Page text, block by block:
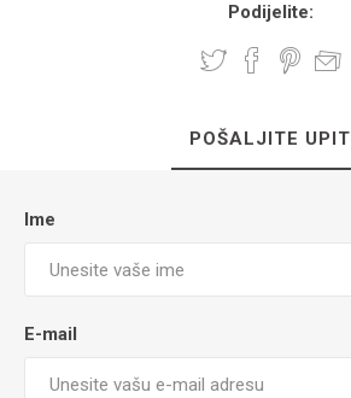
Podijelite:
POŠALJITE UPIT
Ime
E-mail